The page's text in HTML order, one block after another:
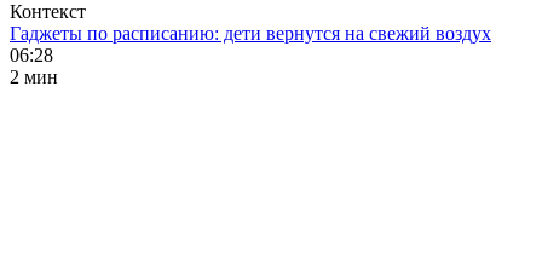
Контекст
Гаджеты по расписанию: дети вернутся на свежий воздух
06:28
2 мин